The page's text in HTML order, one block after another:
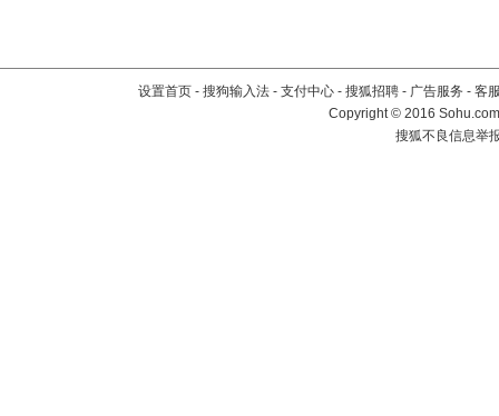
设置首页 - 搜狗输入法 - 支付中心 - 搜狐招聘 - 广告服务 - 客
Copyright©2016
搜狐不良信息举